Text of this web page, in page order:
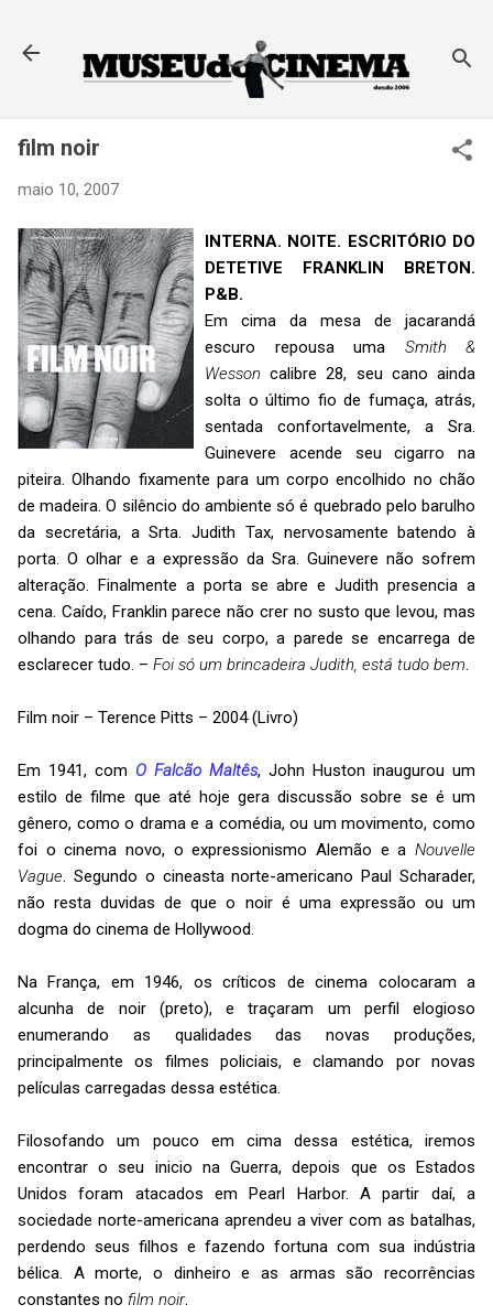
film noir
maio 10, 2007
INTERNA. NOITE. ESCRITÓRIO DO
DETETIVE FRANKLIN BRETON.
P&B.
Em cima da mesa de jacarandá
escuro repousa uma Smith &
Wesson calibre 28, seu cano ainda
solta o último fio de fumaça, atrás,
sentada confortavelmente, a Sra.
Guinevere acende seu cigarro na
piteira. Olhando fixamente para um corpo encolhido no chão
de madeira. O silêncio do ambiente só é quebrado pelo barulho
da secretária, a Srta. Judith Tax, nervosamente batendo à
porta. O olhar e a expressão da Sra. Guinevere não sofrem
alteração. Finalmente a porta se abre e Judith presencia a
cena. Caído, Franklin parece não crer no susto que levou, mas
olhando para trás de seu corpo, a parede se encarrega de
esclarecer tudo. – Foi só um brincadeira Judith, está tudo bem.
Film noir – Terence Pitts – 2004 (Livro)
Em 1941, com O Falcão Maltês, John Huston inaugurou um
estilo de filme que até hoje gera discussão sobre se é um
gênero, como o drama e a comédia, ou um movimento, como
foi o cinema novo, o expressionismo Alemão e a Nouvelle
Vague. Segundo o cineasta norte-americano Paul Scharader,
não resta duvidas de que o noir é uma expressão ou um
dogma do cinema de Hollywood.
Na França, em 1946, os críticos de cinema colocaram a
alcunha de noir (preto), e traçaram um perfil elogioso
enumerando as qualidades das novas produções,
principalmente os filmes policiais, e clamando por novas
películas carregadas dessa estética.
Filosofando um pouco em cima dessa estética, iremos
encontrar o seu inicio na Guerra, depois que os Estados
Unidos foram atacados em Pearl Harbor. A partir daí, a
sociedade norte-americana aprendeu a viver com as batalhas,
perdendo seus filhos e fazendo fortuna com sua indústria
bélica. A morte, o dinheiro e as armas são recorrências
constantes no film noir.